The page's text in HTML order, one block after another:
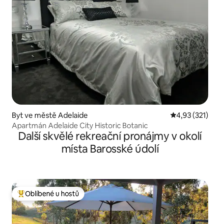
Byt ve městě Adelaide Průměrné
4,93 (321)
Apartmán Adelaide City Historic Botanic
Další skvělé rekreační pronájmy v okolí
místa Barosské údolí
Nejlepší v kategorii Oblíbené u hostů
Oblíbené u hostů